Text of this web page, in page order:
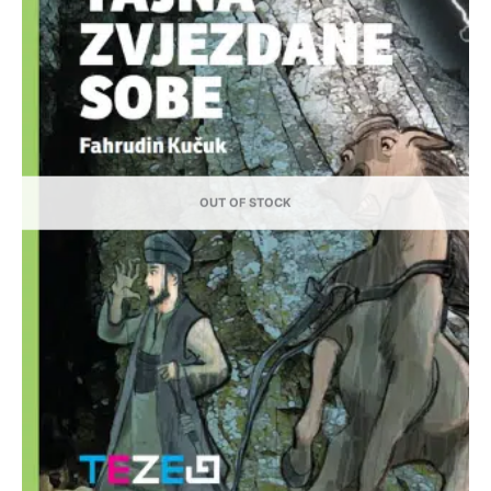
OUT OF STOCK